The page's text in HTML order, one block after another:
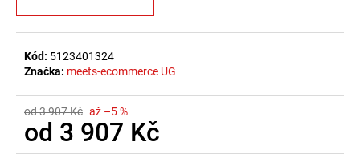
Kód: 5123401324
Značka: meets-ecommerce UG
od 3 907 Kč až –5 %
od 3 907 Kč
Měrná